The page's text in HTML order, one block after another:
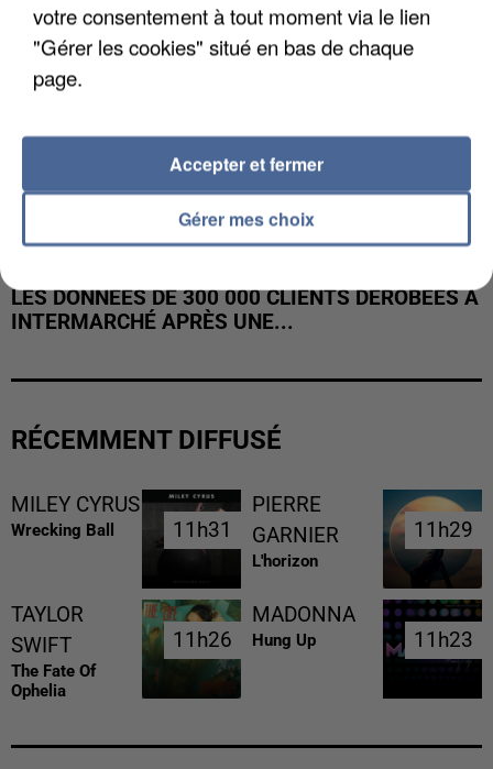
LES DONNÉES DE 300 000 CLIENTS DÉROBÉES À
INTERMARCHÉ APRÈS UNE...
RÉCEMMENT DIFFUSÉ
MILEY CYRUS
Wrecking Ball 11h31
11h31
PIERRE
GARNIER
L'horizon
11h29
11h29
TAYLOR
SWIFT
The Fate Of
Ophelia
11h26
11h26
MADONNA
Hung Up 11h23
11h23
votre consentement à tout moment via le lien
"Gérer les cookies" situé en bas de chaque
page.
Gérer mes choix
Accepter et fermer